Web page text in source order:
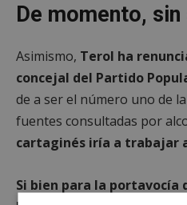
De momento,
Asimismo, Terol ha
concejal del Partido
de a ser el número uno de
fuentes consultadas por
cartaginés iría a trabajar
Si bien para la portavocía